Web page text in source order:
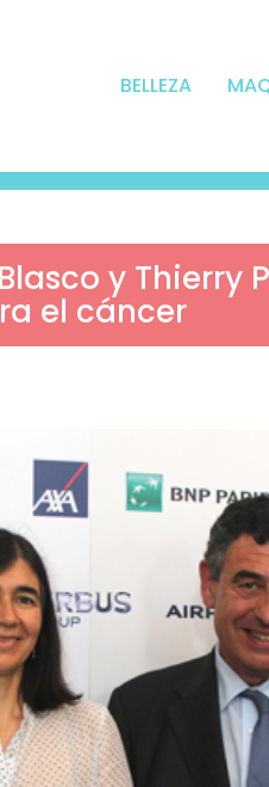
BELLEZA
y Thierry
el cáncer